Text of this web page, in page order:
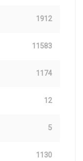
1912
11583
1174
12
5
1130